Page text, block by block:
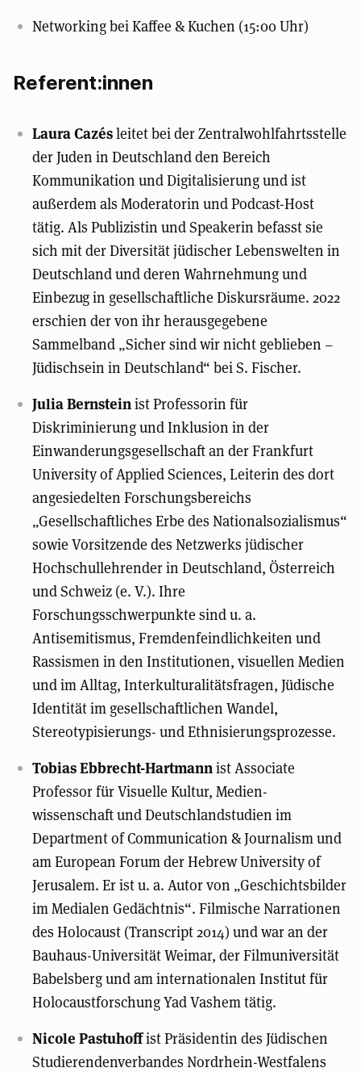
Networking bei Kaffee & Kuchen (15:00 Uhr)
Referent:innen
Laura Cazésleitet bei der Zentralwohlfahrtsstelle
der Juden in Deutschland den Bereich
Kommunikation und Digitalisierung und ist
außerdem als Moderatorin und Podcast-Host
tätig. Als Publizistin und Speakerin befasst sie
sich mit der Diversität jüdischer Lebenswelten in
Deutschland und deren Wahrnehmung und
Einbezug in gesellschaftliche Diskursräume. 2022
erschien der von ihr herausgegebene
Sammelband „Sicher sind wir nicht geblieben –
Jüdischsein in Deutschland“ bei S. Fischer.
Julia Bernsteinist Professorin für
Diskriminierung und Inklusion in der
Einwanderungsgesellschaft an der Frankfurt
University of Applied Sciences, Leiterin des dort
angesiedelten Forschungsbereichs
„Gesellschaftliches Erbe des Nationalsozialismus“
sowie Vorsitzende des Netzwerks jüdischer
Hochschullehrender in Deutschland, Österreich
und Schweiz (e. V.). Ihre
Forschungsschwerpunkte sind u. a.
Antisemitismus, Fremdenfeindlichkeiten und
Rassismen in den Institutionen, visuellen Medien
und im Alltag, Interkulturalitätsfragen, Jüdische
Identität im gesellschaftlichen Wandel,
Stereotypisierungs- und Ethnisierungsprozesse.
Tobias Ebbrecht-Hartmannist Associate
Professor für Visuelle Kultur, Medien-
wissenschaft und Deutschlandstudien im
Department of Communication & Journalism und
am European Forum der Hebrew University of
Jerusalem. Er ist u. a. Autor von „Geschichtsbilder
im Medialen Gedächtnis“. Filmische Narrationen
des Holocaust (Transcript 2014) und war an der
Bauhaus-Universität Weimar, der Filmuniversität
Babelsberg und am internationalen Institut für
Holocaustforschung Yad Vashem tätig.
Nicole Pastuhoffist Präsidentin des Jüdischen
Studierendenverbandes Nordrhein-Westfalens